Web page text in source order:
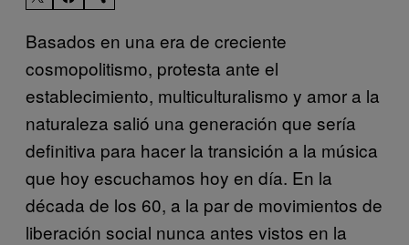
Basados en una era de creciente
cosmopolitismo, protesta ante el
establecimiento, multiculturalismo y amor a la
naturaleza salió una generación que sería
definitiva para hacer la transición a la música
que hoy escuchamos hoy en día. En la
década de los 60, a la par de movimientos de
liberación social nunca antes vistos en la